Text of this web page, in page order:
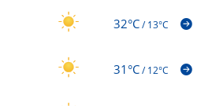
32°C/13°C
31°C/12°C